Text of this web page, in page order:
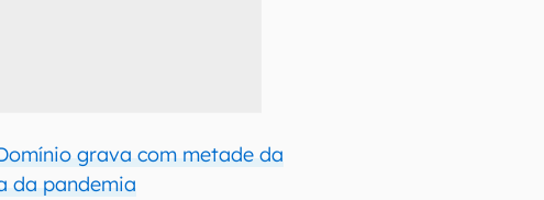
grava com metade da
da pandemia